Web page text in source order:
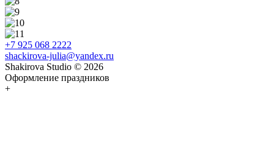
+7 925 068 2222
shackirova-julia@yandex.ru
Shakirova Studio © 2026
Оформление праздников
+